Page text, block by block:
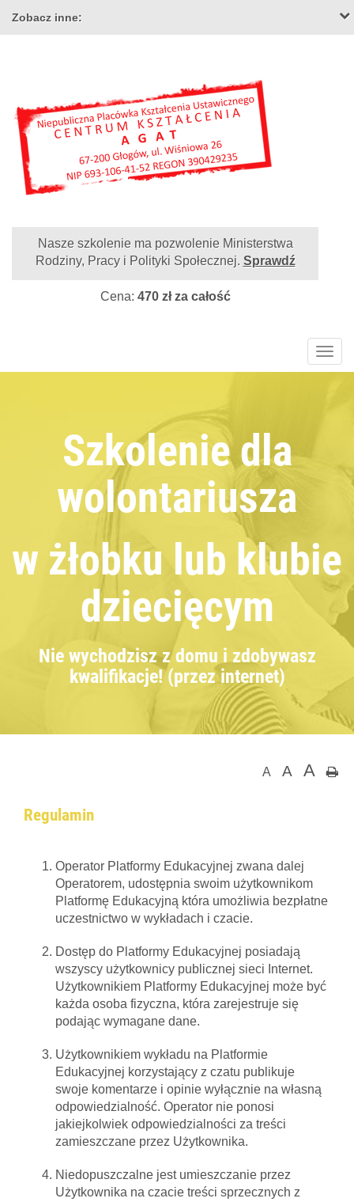
Zobacz inne:
Nasze szkolenie ma pozwolenie Ministerstwa
Rodziny, Pracy i Polityki Społecznej. Sprawdź
Cena: 470 zł za całość
Szkolenie dla
wolontariusza
w żłobku lub klubie
dziecięcym
Nie wychodzisz z domu i zdobywasz
kwalifikacje! (przez internet)
A A A
Regulamin
Operator Platformy Edukacyjnej zwana dalej
Operatorem, udostępnia swoim użytkownikom
Platformę Edukacyjną która umożliwia bezpłatne
uczestnictwo w wykładach i czacie.
Dostęp do Platformy Edukacyjnej posiadają
wszyscy użytkownicy publicznej sieci Internet.
Użytkownikiem Platformy Edukacyjnej może być
każda osoba fizyczna, która zarejestruje się
podając wymagane dane.
Użytkownikiem wykładu na Platformie
Edukacyjnej korzystający z czatu publikuje
swoje komentarze i opinie wyłącznie na własną
odpowiedzialność. Operator nie ponosi
jakiejkolwiek odpowiedzialności za treści
zamieszczane przez Użytkownika.
Niedopuszczalne jest umieszczanie przez
Użytkownika na czacie treści sprzecznych z